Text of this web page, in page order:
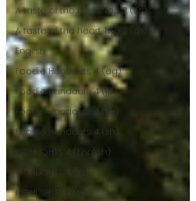
A taste of the heart Top 2 (tw)
A taste of the heart Top 2 (zh)
English
Foodie Handouts 4 (eg)
Foodie Handouts 4 (jp)
Foodie Handouts 4 (tw)
Foodie Handouts 4 (zh)
HIGHLIGHTS 4 (English)
HIGHLIGHTS 4 (jp)
HIGHLIGHTS 4 (tw)